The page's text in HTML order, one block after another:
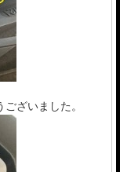
ざいました。